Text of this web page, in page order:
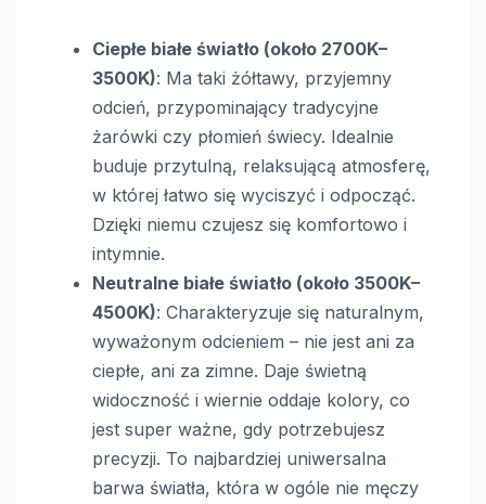
Ciepłe białe światło (około 2700K–
3500K): Ma taki żółtawy, przyjemny
odcień, przypominający tradycyjne
żarówki czy płomień świecy. Idealnie
buduje przytulną, relaksującą atmosferę,
w której łatwo się wyciszyć i odpocząć.
Dzięki niemu czujesz się komfortowo i
intymnie.
Neutralne białe światło (około 3500K–
4500K): Charakteryzuje się naturalnym,
wyważonym odcieniem – nie jest ani za
ciepłe, ani za zimne. Daje świetną
widoczność i wiernie oddaje kolory, co
jest super ważne, gdy potrzebujesz
precyzji. To najbardziej uniwersalna
barwa światła, która w ogóle nie męczy